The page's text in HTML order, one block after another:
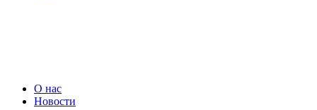
О нас
Новости